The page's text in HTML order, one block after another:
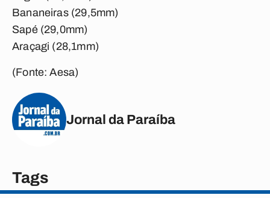
Bananeiras (29,5mm)
Sapé (29,0mm)
Araçagi (28,1mm)
(Fonte: Aesa)
Jornal da Paraíba
Tags